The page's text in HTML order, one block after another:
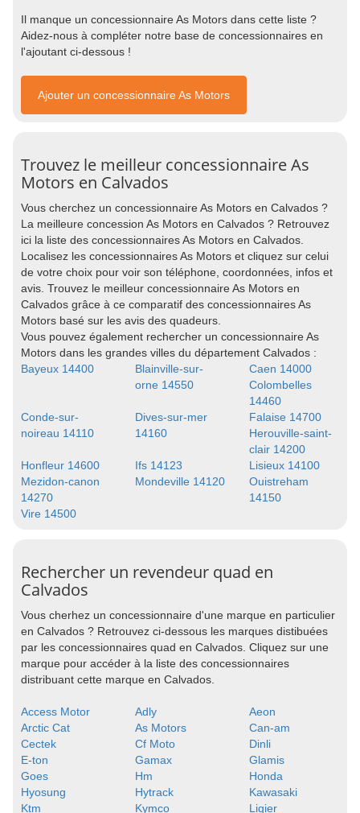
Il manque un concessionnaire As Motors dans cette liste ?
Aidez-nous à compléter notre base de concessionnaires en
l'ajoutant ci-dessous !
Ajouter un concessionnaire As Motors
Trouvez le meilleur concessionnaire As
Motors en Calvados
Vous cherchez un concessionnaire As Motors en Calvados ?
La meilleure concession As Motors en Calvados ? Retrouvez
ici la liste des concessionnaires As Motors en Calvados.
Localisez les concessionnaires As Motors et cliquez sur celui
de votre choix pour voir son téléphone, coordonnées, infos et
avis. Trouvez le meilleur concessionnaire As Motors en
Calvados grâce à ce comparatif des concessionnaires As
Motors basé sur les avis des quadeurs.
Vous pouvez également rechercher un concessionnaire As
Motors dans les grandes villes du département Calvados :
Bayeux 14400
Blainville-sur-
orne 14550
Caen 14000
Colombelles
14460
Conde-sur-
noireau 14110
Dives-sur-mer
14160
Falaise 14700
Herouville-saint-
clair 14200
Honfleur 14600
Ifs 14123
Lisieux 14100
Mezidon-canon
14270
Mondeville 14120
Ouistreham
14150
Vire 14500
Rechercher un revendeur quad en
Calvados
Vous cherhez un concessionnaire d'une marque en particulier
en Calvados ? Retrouvez ci-dessous les marques distibuées
par les concessionnaires quad en Calvados. Cliquez sur une
marque pour accéder à la liste des concessionnaires
distribuant cette marque en Calvados.
Access Motor Adly
Aeon
Arctic Cat
As Motors
Can-am
Cectek
Cf Moto
Dinli
E-ton
Gamax
Glamis
Goes
Hm
Honda
Hyosung
Hytrack
Kawasaki
Ktm
Kymco Ligier